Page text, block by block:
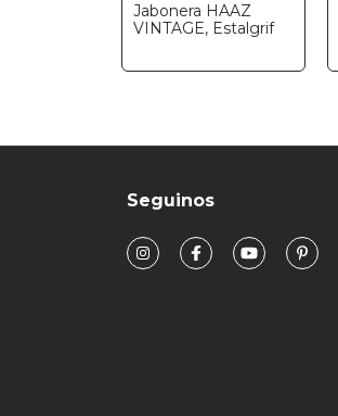
Jabonera HAAZ
VINTAGE, Estalgrif
Seguinos